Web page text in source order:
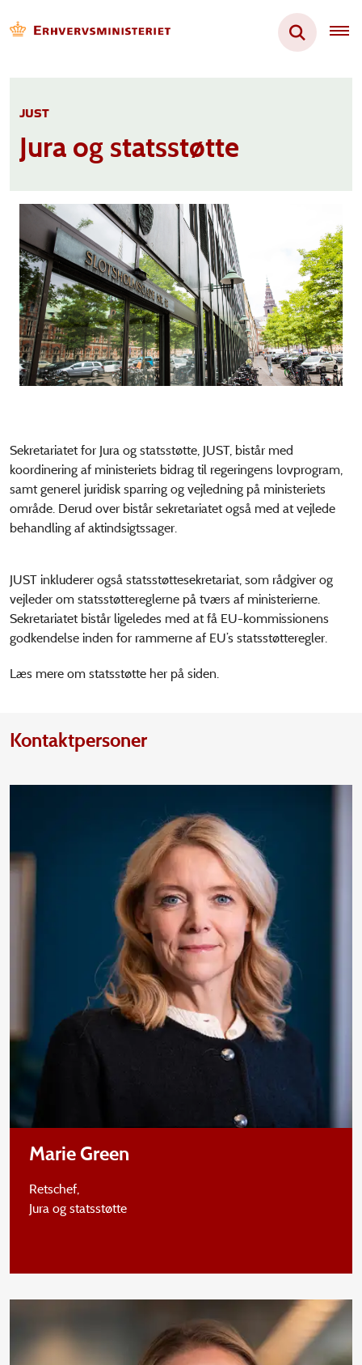
JUST
Jura og statsstøtte
Sekretariatet for Jura og statsstøtte, JUST, bistår med
koordinering af ministeriets bidrag til regeringens lovprogram,
samt generel juridisk sparring og vejledning på ministeriets
område. Derud over bistår sekretariatet også med at vejlede
behandling af aktindsigtssager.
JUST inkluderer også statsstøttesekretariat, som rådgiver og
vejleder om statsstøttereglerne på tværs af ministerierne.
Sekretariatet bistår ligeledes med at få EU-kommissionens
godkendelse inden for rammerne af EU’s statsstøtteregler.
Læs mere om statsstøtte her på siden.
Kontaktpersoner
Marie Green
Retschef,
Jura og statsstøtte